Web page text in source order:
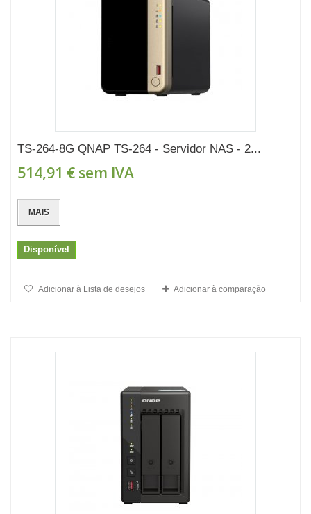
TS-264-8G QNAP TS-264 - Servidor NAS - 2...
514,91 € sem IVA
MAIS
Disponível
Adicionar à Lista de desejos Adicionar à comparação